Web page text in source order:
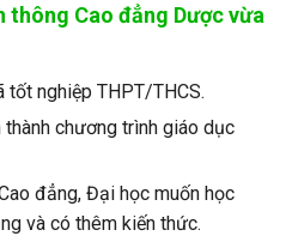
Cao đẳng Dược vừa
nghiệp THPT/THCS.
chương trình giáo dục
đẳng, Đại học muốn học
và có thêm kiến thức.